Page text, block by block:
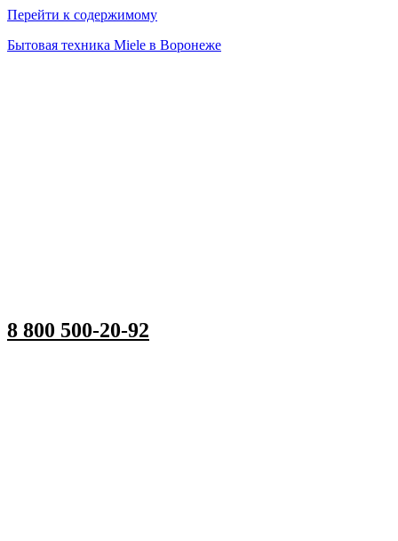
Перейти к содержимому
Бытовая техника Miele в Воронеже
8 800 500-20-92